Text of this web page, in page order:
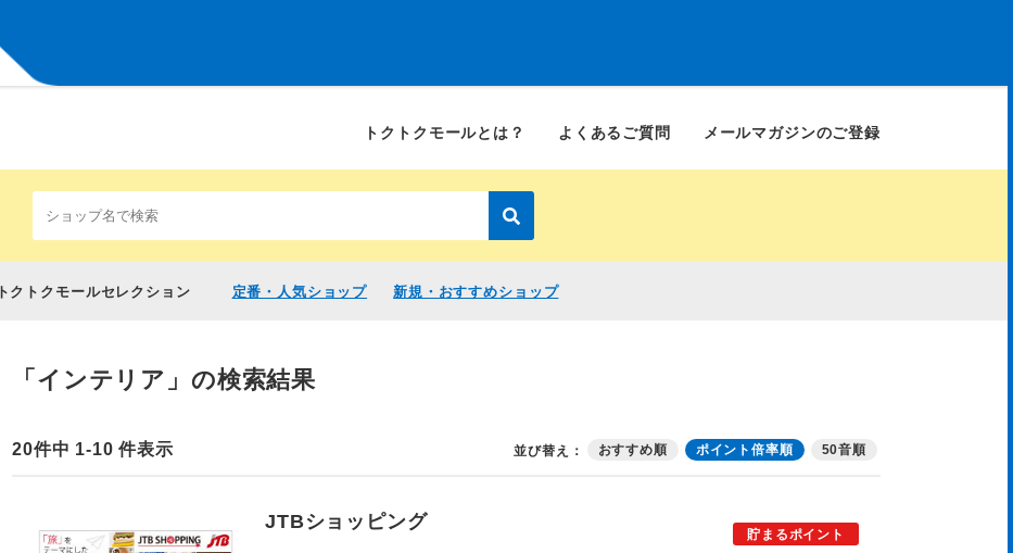
トクトクモールとは？ よくあるご質問 メールマガジンのご登録
トクトクモールセレクション 定番・人気ショップ 新規・おすすめショップ
「インテリア」の検索結果
20件中 1-10 件表示 並び替え： おすすめ順 ポイント倍率順 50音順
JTBショッピング
貯まるポイント